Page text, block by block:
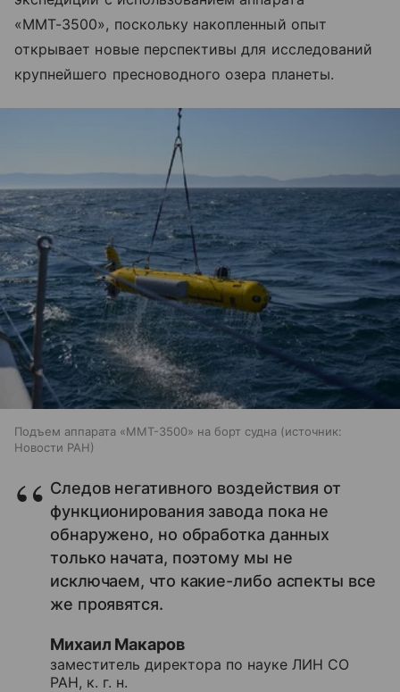
«ММТ-3500», поскольку накопленный опыт
открывает новые перспективы для исследований
крупнейшего пресноводного озера планеты.
Подъем аппарата «ММТ-3500» на борт судна
источник:
Новости РАН
Следов негативного воздействия от
функционирования завода пока не
обнаружено, но обработка данных
только начата, поэтому мы не
исключаем, что какие-либо аспекты все
же проявятся.
Михаил Макаров
заместитель директора по науке ЛИН СО
РАН, к. г. н.